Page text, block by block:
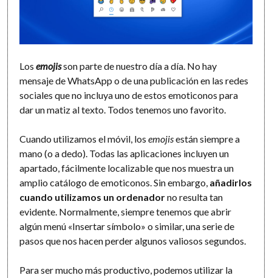
Losemojisson parte de nuestro día a día. No hay
mensaje de WhatsApp o de una publicación en las redes
sociales que no incluya uno de estos emoticonos para
dar un matiz al texto. Todos tenemos uno favorito.
Cuando utilizamos el móvil, losemojisestán siempre a
mano (o a dedo). Todas las aplicaciones incluyen un
apartado, fácilmente localizable que nos muestra un
amplio catálogo de emoticonos. Sin embargo, añadirlos
cuando utilizamos un ordenadorno resulta tan
evidente. Normalmente, siempre tenemos que abrir
algún menú «Insertar símbolo» o similar, una serie de
pasos que nos hacen perder algunos valiosos segundos.
Para ser mucho más productivo, podemos utilizar la